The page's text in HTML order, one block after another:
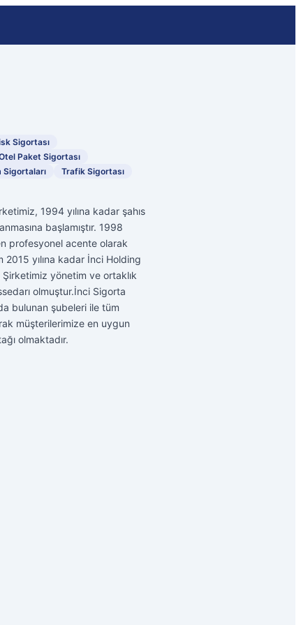
Sigortası
Paket Sigortası
Sigortaları
Trafik Sigortası
1994 yılına kadar şahıs
başlamıştır. 1998
profesyonel acente olarak
2015 yılına kadar İnci Holding
yönetim ve ortaklık
olmuştur.İnci Sigorta
bulunan şubeleri ile tüm
müşterilerimize en uygun
olmaktadır.